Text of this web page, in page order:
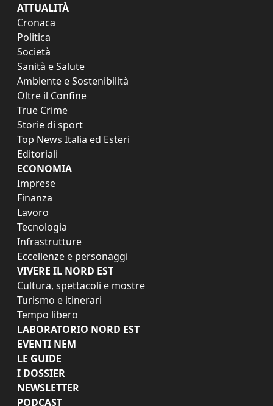
ATTUALITÀ
Cronaca
Politica
Società
Sanità e Salute
Ambiente e Sostenibilità
Oltre il Confine
True Crime
Storie di sport
Top News Italia ed Esteri
Editoriali
ECONOMIA
Imprese
Finanza
Lavoro
Tecnologia
Infrastrutture
Eccellenze e personaggi
VIVERE IL NORD EST
Cultura, spettacoli e mostre
Turismo e itinerari
Tempo libero
LABORATORIO NORD EST
EVENTI NEM
LE GUIDE
I DOSSIER
NEWSLETTER
PODCAST